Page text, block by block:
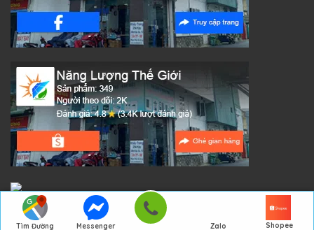
Tìm Đường Messenger Zalo Shopee